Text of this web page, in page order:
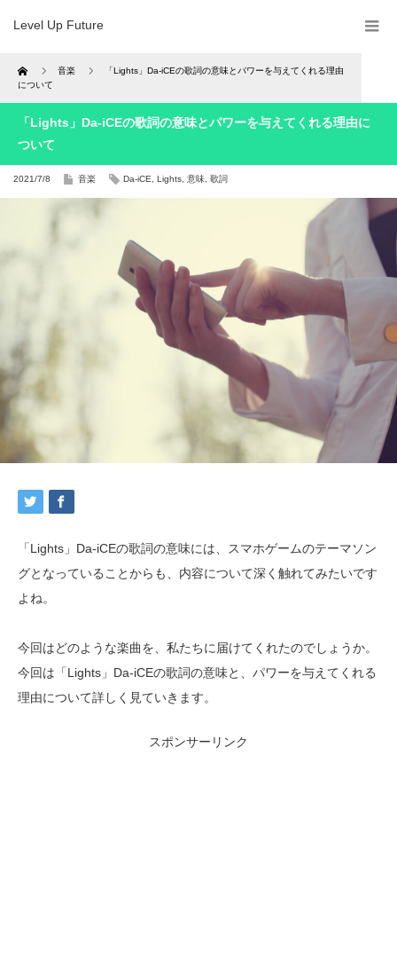
Level Up Future
Home 音楽
「Lights」Da-iCEの歌詞の意味とパワーを与えてくれる理由
について
「Lights」Da-iCEの歌詞の意味とパワーを与えてくれる理由に
ついて
2021/7/8 音楽 Da-iCE Lights 意味 歌詞
「Lights」Da-iCEの歌詞の意味には、スマホゲームのテーマソン
グとなっていることからも、内容について深く触れてみたいです
よね。
今回はどのような楽曲を、私たちに届けてくれたのでしょうか。
今回は「Lights」Da-iCEの歌詞の意味と、パワーを与えてくれる
理由について詳しく見ていきます。
スポンサーリンク